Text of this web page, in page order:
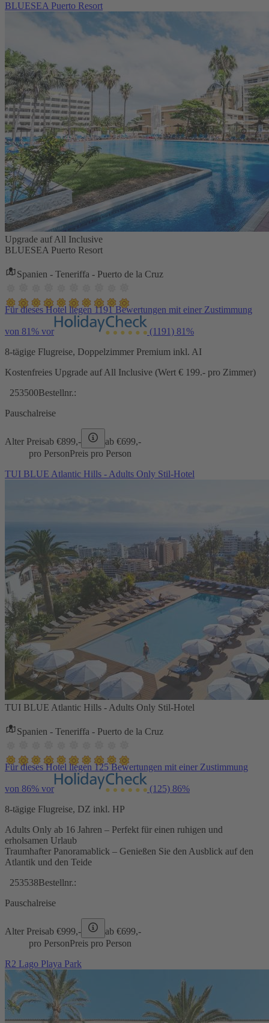
BLUESEA Puerto Resort
Upgrade auf All Inclusive
BLUESEA Puerto Resort
Spanien - Teneriffa - Puerto de la Cruz
Für dieses Hotel liegen 1191 Bewertungen mit einer Zustimmung
von 81% vor (1191) 81%
8-tägige Flugreise, Doppelzimmer Premium inkl. AI
Kostenfreies Upgrade auf All Inclusive (Wert € 199.- pro Zimmer)
253500Bestellnr.:
Pauschalreise
Alter Preisab €899,- ab €699,-
pro PersonPreis pro Person
TUI BLUE Atlantic Hills - Adults Only Stil-Hotel
TUI BLUE Atlantic Hills - Adults Only Stil-Hotel
Spanien - Teneriffa - Puerto de la Cruz
Für dieses Hotel liegen 125 Bewertungen mit einer Zustimmung
von 86% vor (125) 86%
8-tägige Flugreise, DZ inkl. HP
Adults Only ab 16 Jahren – Perfekt für einen ruhigen und
erholsamen Urlaub
Traumhafter Panoramablick – Genießen Sie den Ausblick auf den
Atlantik und den Teide
253538Bestellnr.:
Pauschalreise
Alter Preisab €999,- ab €699,-
pro PersonPreis pro Person
R2 Lago Playa Park